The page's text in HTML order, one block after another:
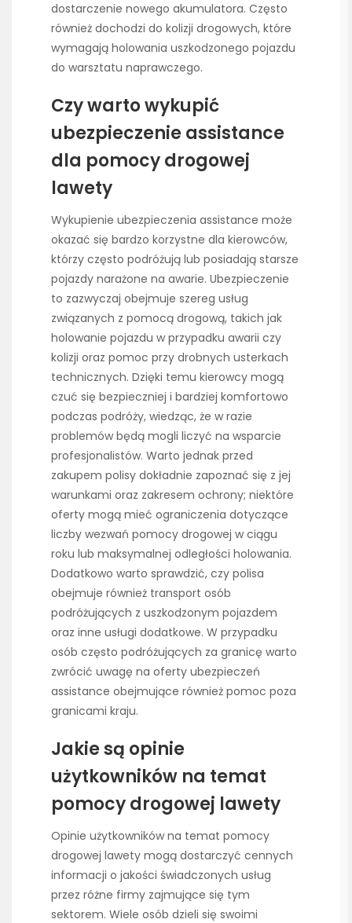
dostarczenie nowego akumulatora. Często
również dochodzi do kolizji drogowych, które
wymagają holowania uszkodzonego pojazdu
do warsztatu naprawczego.
Czy warto wykupić
ubezpieczenie assistance
dla pomocy drogowej
lawety
Wykupienie ubezpieczenia assistance może
okazać się bardzo korzystne dla kierowców,
którzy często podróżują lub posiadają starsze
pojazdy narażone na awarie. Ubezpieczenie
to zazwyczaj obejmuje szereg usług
związanych z pomocą drogową, takich jak
holowanie pojazdu w przypadku awarii czy
kolizji oraz pomoc przy drobnych usterkach
technicznych. Dzięki temu kierowcy mogą
czuć się bezpieczniej i bardziej komfortowo
podczas podróży, wiedząc, że w razie
problemów będą mogli liczyć na wsparcie
profesjonalistów. Warto jednak przed
zakupem polisy dokładnie zapoznać się z jej
warunkami oraz zakresem ochrony; niektóre
oferty mogą mieć ograniczenia dotyczące
liczby wezwań pomocy drogowej w ciągu
roku lub maksymalnej odległości holowania.
Dodatkowo warto sprawdzić, czy polisa
obejmuje również transport osób
podróżujących z uszkodzonym pojazdem
oraz inne usługi dodatkowe. W przypadku
osób często podróżujących za granicę warto
zwrócić uwagę na oferty ubezpieczeń
assistance obejmujące również pomoc poza
granicami kraju.
Jakie są opinie
użytkowników na temat
pomocy drogowej lawety
Opinie użytkowników na temat pomocy
drogowej lawety mogą dostarczyć cennych
informacji o jakości świadczonych usług
przez różne firmy zajmujące się tym
sektorem. Wiele osób dzieli się swoimi